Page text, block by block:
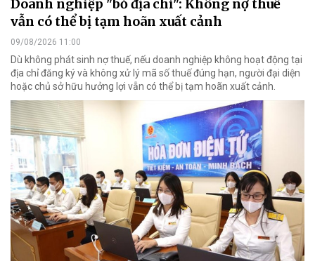
Doanh nghiệp "bỏ địa chỉ": Không nợ thuế
vẫn có thể bị tạm hoãn xuất cảnh
09/08/2026 11:00
Dù không phát sinh nợ thuế, nếu doanh nghiệp không hoạt động tại
địa chỉ đăng ký và không xử lý mã số thuế đúng hạn, người đại diện
hoặc chủ sở hữu hưởng lợi vẫn có thể bị tạm hoãn xuất cảnh.